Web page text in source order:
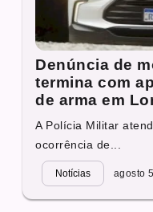
Denúncia de
termina com
de arma em
A Polícia Militar
ocorrência de...
Notícias agosto